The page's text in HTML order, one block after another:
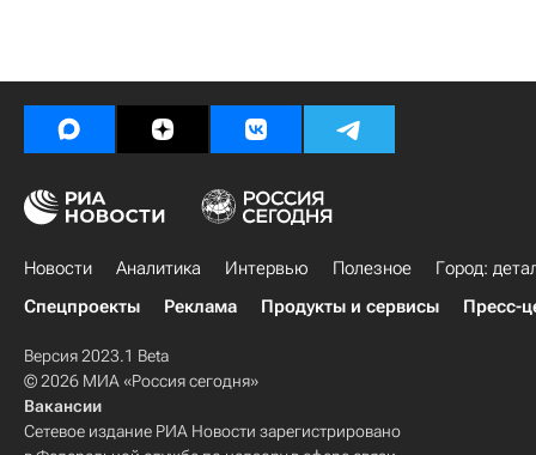
Новости Аналитика Интервью Полезное
Город:
Спецпроекты
Реклама Продукты и сервисы Пресс-
Версия 2023.1 Beta
© 2026 МИА «Россия сегодня»
Вакансии
Сетевое издание РИА Новости зарегистрировано